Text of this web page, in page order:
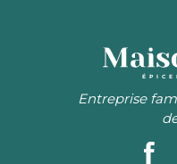
Entreprise